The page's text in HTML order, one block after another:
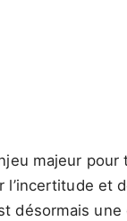
majeur
l’incertitude et
désormais